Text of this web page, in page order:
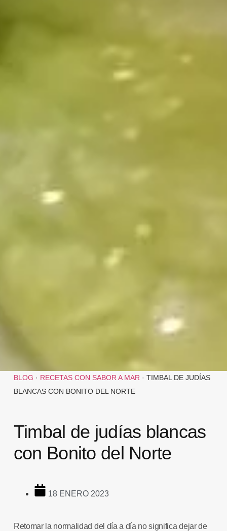
BLOG · RECETAS CON SABOR A MAR · TIMBAL DE JUDÍAS
BLANCAS CON BONITO DEL NORTE
Timbal de judías blancas
con Bonito del Norte
18 ENERO 2023
Retomar la normalidad del día a día no significa dejar de